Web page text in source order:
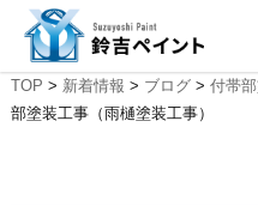
TOP > 新着情報 > ブログ> 付帯
部塗装工事（雨樋塗装工事）